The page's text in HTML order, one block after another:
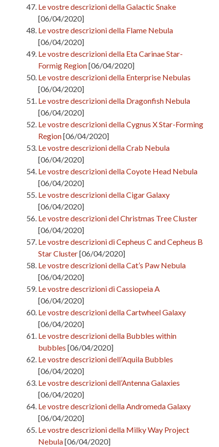
Le vostre descrizioni della Galactic Snake
[06/04/2020]
Le vostre descrizioni della Flame Nebula
[06/04/2020]
Le vostre descrizioni della Eta Carinae Star-
Formig Region[06/04/2020]
Le vostre descrizioni della Enterprise Nebulas
[06/04/2020]
Le vostre descrizioni della Dragonfish Nebula
[06/04/2020]
Le vostre descrizioni della Cygnus X Star-Forming
Region[06/04/2020]
Le vostre descrizioni della Crab Nebula
[06/04/2020]
Le vostre descrizioni della Coyote Head Nebula
[06/04/2020]
Le vostre descrizioni della Cigar Galaxy
[06/04/2020]
Le vostre descrizioni del Christmas Tree Cluster
[06/04/2020]
Le vostre descrizioni di Cepheus C and Cepheus B
Star Cluster[06/04/2020]
Le vostre descrizioni della Cat’s Paw Nebula
[06/04/2020]
Le vostre descrizioni di Cassiopeia A
[06/04/2020]
Le vostre descrizioni della Cartwheel Galaxy
[06/04/2020]
Le vostre descrizioni della Bubbles within
bubbles [06/04/2020]
Le vostre descrizioni dell’Aquila Bubbles
[06/04/2020]
Le vostre descrizioni dell’Antenna Galaxies
[06/04/2020]
Le vostre descrizioni della Andromeda Galaxy
[06/04/2020]
Le vostre descrizioni della Milky Way Project
Nebula[06/04/2020]